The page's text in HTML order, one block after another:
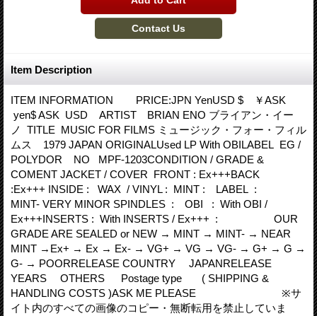
Item Description
ITEM INFORMATION PRICE:JPN YenUSD $ ￥ASK
yen$ ASK USD ARTIST BRIAN ENO ブライアン・イー
ノ TITLE MUSIC FOR FILMS ミュージック・フォー・フィル
ムス 1979 JAPAN ORIGINALUsed LP With OBILABEL EG /
POLYDOR NO MPF-1203CONDITION / GRADE &
COMENT JACKET / COVER FRONT : Ex+++BACK
:Ex+++ INSIDE : WAX / VINYL : MINT : LABEL :
MINT- VERY MINOR SPINDLES : OBI : With OBI /
Ex+++INSERTS : With INSERTS / Ex+++ : OUR
GRADE ARE SEALED or NEW → MINT → MINT- → NEAR
MINT →Ex+ → Ex → Ex- → VG+ → VG → VG- → G+ → G →
G- → POORRELEASE COUNTRY JAPANRELEASE
YEARS OTHERS Postage type ( SHIPPING &
HANDLING COSTS )ASK ME PLEASE ※サ
イト内のすべての画像のコピー・無断転用を禁止していま